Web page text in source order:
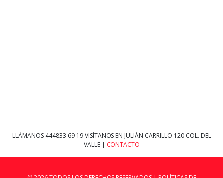
LLÁMANOS 444833 69 19VISÍTANOS EN JULIÁN CARRILLO 120 COL. DEL
VALLE | CONTACTO